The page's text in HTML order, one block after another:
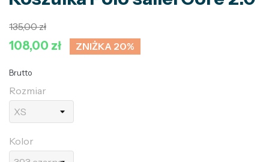
135,00 zł
108,00 zł ZNIŻKA 20%
Brutto
Rozmiar
Kolor